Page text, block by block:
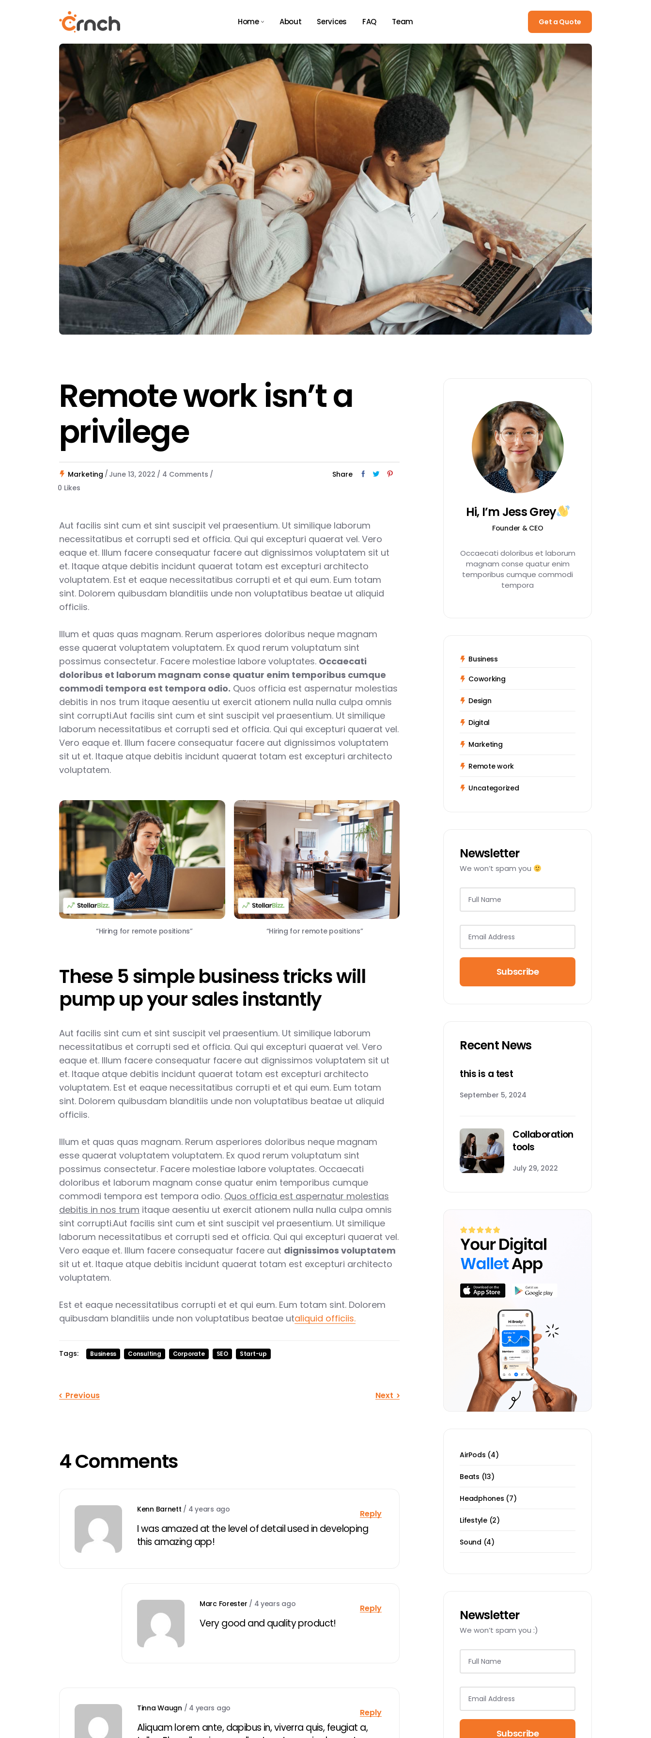
Home
Main Home
Agency Light
Tech Store
App Showcase
Business Expo
Consulting Home
Résumé Home
Landing
About Services FAQ Team Get a Quote
Remote work isn’t a
privilege
Marketing June 13, 2022
4 Comments
0 Likes
Share
Aut facilis sint cum et sint suscipit vel praesentium. Ut similique laborum
necessitatibus et corrupti sed et officia. Qui qui excepturi quaerat vel. Vero
eaque et. Illum facere consequatur facere aut dignissimos voluptatem sit ut
et. Itaque atque debitis incidunt quaerat totam est excepturi architecto
voluptatem. Est et eaque necessitatibus corrupti et et qui eum. Eum totam
sint. Dolorem quibusdam blanditiis unde non voluptatibus beatae ut aliquid
officiis.
Illum et quas quas magnam. Rerum asperiores doloribus neque magnam
esse quaerat voluptatem voluptatem. Ex quod rerum voluptatum sint
possimus consectetur. Facere molestiae labore voluptates. Occaecati
doloribus et laborum magnam conse quatur enim temporibus cumque
commodi tempora est tempora odio. Quos officia est aspernatur molestias
debitis in nos trum itaque aesentiu ut exercit ationem nulla nulla culpa omnis
sint corrupti.Aut facilis sint cum et sint suscipit vel praesentium. Ut similique
laborum necessitatibus et corrupti sed et officia. Qui qui excepturi quaerat vel.
Vero eaque et. Illum facere consequatur facere aut dignissimos voluptatem
sit ut et. Itaque atque debitis incidunt quaerat totam est excepturi architecto
voluptatem.
“Hiring for remote positions” “Hiring for remote positions”
These 5 simple business tricks will
pump up your sales instantly
Aut facilis sint cum et sint suscipit vel praesentium. Ut similique laborum
necessitatibus et corrupti sed et officia. Qui qui excepturi quaerat vel. Vero
eaque et. Illum facere consequatur facere aut dignissimos voluptatem sit ut
et. Itaque atque debitis incidunt quaerat totam est excepturi architecto
voluptatem. Est et eaque necessitatibus corrupti et et qui eum. Eum totam
sint. Dolorem quibusdam blanditiis unde non voluptatibus beatae ut aliquid
officiis.
Illum et quas quas magnam. Rerum asperiores doloribus neque magnam
esse quaerat voluptatem voluptatem. Ex quod rerum voluptatum sint
possimus consectetur. Facere molestiae labore voluptates. Occaecati
doloribus et laborum magnam conse quatur enim temporibus cumque
commodi tempora est tempora odio. Quos officia est aspernatur molestias
debitis in nos trum itaque aesentiu ut exercit ationem nulla nulla culpa omnis
sint corrupti.Aut facilis sint cum et sint suscipit vel praesentium. Ut similique
laborum necessitatibus et corrupti sed et officia. Qui qui excepturi quaerat vel.
Vero eaque et. Illum facere consequatur facere aut dignissimos voluptatem
sit ut et. Itaque atque debitis incidunt quaerat totam est excepturi architecto
voluptatem.
Est et eaque necessitatibus corrupti et et qui eum. Eum totam sint. Dolorem
quibusdam blanditiis unde non voluptatibus beatae utaliquid officiis.
Tags: Business Consulting Corporate SEO Start-up
Previous Next
4 Comments
Kenn Barnett / 4 years ago
I was amazed at the level of detail used in developing
this amazing app!
Reply
Marc Forester / 4 years ago
Very good and quality product!
Reply
Tinna Waugn / 4 years ago
Aliquam lorem ante, dapibus in, viverra quis, feugiat a,
Reply
Hi, I’m Jess Grey
Founder & CEO
Occaecati doloribus et laborum
magnam conse quatur enim
temporibus cumque commodi
tempora
Business
Coworking
Design
Digital
Marketing
Remote work
Uncategorized
Newsletter
We won’t spam you
Subscribe
Recent News
this is a test
September 5, 2024
Collaboration
tools
July 29, 2022
AirPods 4
Beats 13
Headphones 7
Lifestyle 2
Sound 4
Newsletter
We won’t spam you :)
Subscribe